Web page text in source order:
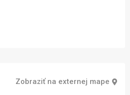
Zobraziť na externej mape